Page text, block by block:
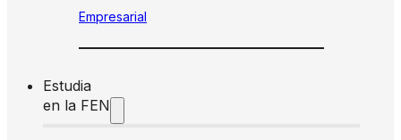
Empresarial
Estudia
en la FEN